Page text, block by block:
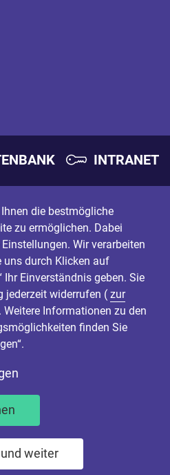
INTRANET
die bestmögliche
zu ermöglichen. Dabei
Wir verarbeiten
uns durch Klicken auf
Ihr Einverständnis geben. Sie
jederzeit widerrufen ( zur
Weitere Informationen zu den
finden Sie
weiter